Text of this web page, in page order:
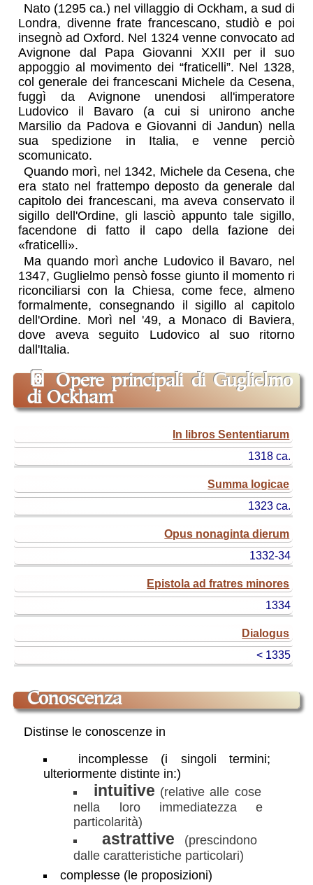
Nato (1295 ca.) nel villaggio di Ockham, a sud di
Londra, divenne frate francescano, studiò e poi
insegnò ad Oxford. Nel 1324 venne convocato ad
Avignone dal Papa Giovanni XXII per il suo
appoggio al movimento dei “fraticelli”. Nel 1328,
col generale dei francescani Michele da Cesena,
fuggì da Avignone unendosi all'imperatore
Ludovico il Bavaro (a cui si unirono anche
Marsilio da Padova e Giovanni di Jandun) nella
sua spedizione in Italia, e venne perciò
scomunicato.
Quando morì, nel 1342, Michele da Cesena, che
era stato nel frattempo deposto da generale dal
capitolo dei francescani, ma aveva conservato il
sigillo dell'Ordine, gli lasciò appunto tale sigillo,
facendone di fatto il capo della fazione dei
fraticelli .
Ma quando morì anche Ludovico il Bavaro, nel
1347, Guglielmo pensò fosse giunto il momento ri
riconciliarsi con la Chiesa, come fece, almeno
formalmente, consegnando il sigillo al capitolo
dell'Ordine. Morì nel '49, a Monaco di Baviera,
dove aveva seguito Ludovico al suo ritorno
dall'Italia.
📔
Opere principali di Guglielmo
di Ockham
originale
titolo
(o
edizione)
In libros Sententiarum
1318 ca.
Summa logicae
1323 ca.
Opus nonaginta dierum
1332-34
Epistola ad fratres minores
1334
Dialogus
< 1335
conoscenza
Distinse le conoscenze in
incomplesse (i singoli termini;
ulteriormente distinte in:)
intuitive (relative alle cose
nella loro immediatezza e
particolarità)
astrattive (prescindono
dalle caratteristiche particolari)
complesse (le proposizioni)